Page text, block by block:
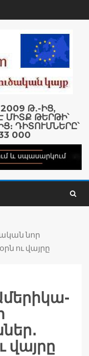
Թ․-ԻՑ,
ՄԻՏՔ ԹԵՐԹԻ՝
ԴԻՏՈՒՄՆԵՐԸ՝
000
նոր
ու վայրը
վայրը